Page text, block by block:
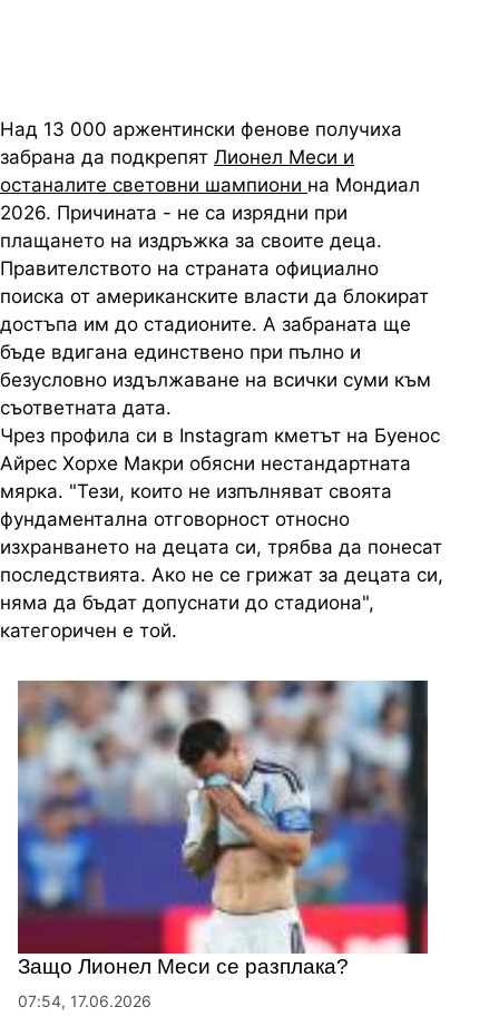
Над 13 000 аржентински фенове получиха
забрана да подкрепят Лионел Меси и
останалите световни шампиони на Мондиал
2026. Причината - не са изрядни при
плащането на издръжка за своите деца.
Правителството на страната официално
поиска от американските власти да блокират
достъпа им до стадионите. А забраната ще
бъде вдигана единствено при пълно и
безусловно издължаване на всички суми към
съответната дата.
Чрез профила си в Instagram кметът на Буенос
Айрес Хорхе Макри обясни нестандартната
мярка. "Тези, които не изпълняват своята
фундаментална отговорност относно
изхранването на децата си, трябва да понесат
последствията. Ако не се грижат за децата си,
няма да бъдат допуснати до стадиона",
категоричен е той.
Защо Лионел Меси се разплака?
07:54, 17.06.2026